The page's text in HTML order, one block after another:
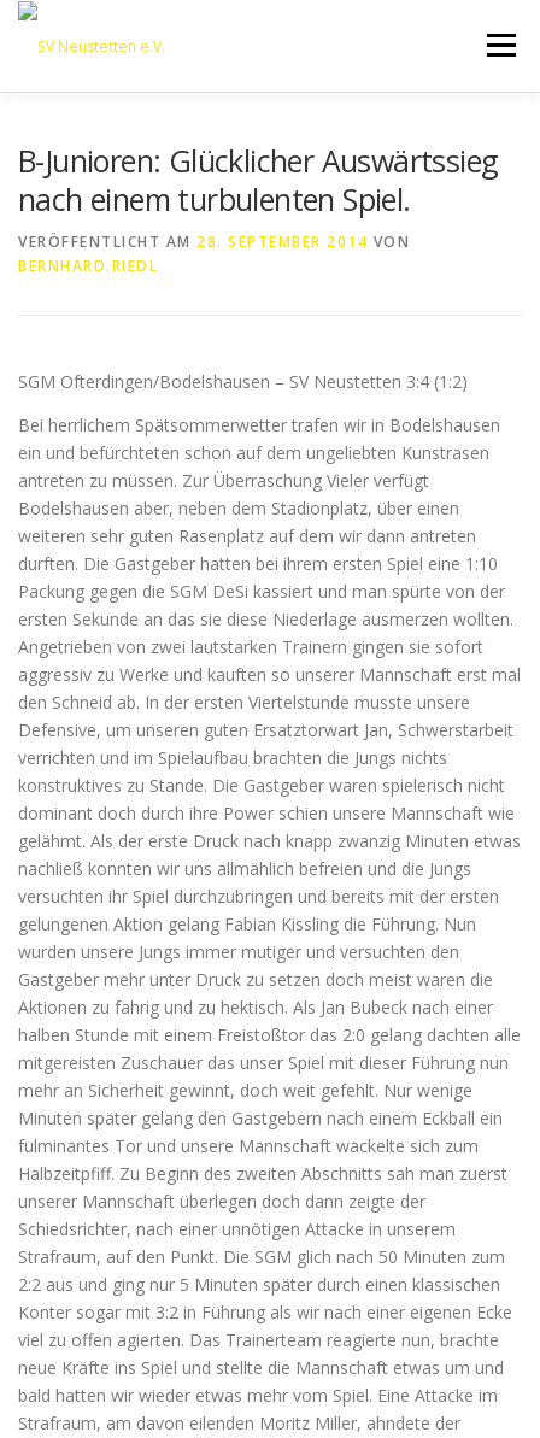
Zum
springen
Menü
B-Junioren: Glücklicher Auswärtssieg
nach einem turbulenten Spiel.
VERÖFFENTLICHT AM 28. SEPTEMBER 2014 VON
BERNHARD.RIEDL
SGM Ofterdingen/Bodelshausen – SV Neustetten 3:4 (1:2)
Bei herrlichem Spätsommerwetter trafen wir in Bodelshausen
ein und befürchteten schon auf dem ungeliebten Kunstrasen
antreten zu müssen. Zur Überraschung Vieler verfügt
Bodelshausen aber, neben dem Stadionplatz, über einen
weiteren sehr guten Rasenplatz auf dem wir dann antreten
durften. Die Gastgeber hatten bei ihrem ersten Spiel eine 1:10
Packung gegen die SGM DeSi kassiert und man spürte von der
ersten Sekunde an das sie diese Niederlage ausmerzen wollten.
Angetrieben von zwei lautstarken Trainern gingen sie sofort
aggressiv zu Werke und kauften so unserer Mannschaft erst mal
den Schneid ab. In der ersten Viertelstunde musste unsere
Defensive, um unseren guten Ersatztorwart Jan, Schwerstarbeit
verrichten und im Spielaufbau brachten die Jungs nichts
konstruktives zu Stande. Die Gastgeber waren spielerisch nicht
dominant doch durch ihre Power schien unsere Mannschaft wie
gelähmt. Als der erste Druck nach knapp zwanzig Minuten etwas
nachließ konnten wir uns allmählich befreien und die Jungs
versuchten ihr Spiel durchzubringen und bereits mit der ersten
gelungenen Aktion gelang Fabian Kissling die Führung. Nun
wurden unsere Jungs immer mutiger und versuchten den
Gastgeber mehr unter Druck zu setzen doch meist waren die
Aktionen zu fahrig und zu hektisch. Als Jan Bubeck nach einer
halben Stunde mit einem Freistoßtor das 2:0 gelang dachten alle
mitgereisten Zuschauer das unser Spiel mit dieser Führung nun
mehr an Sicherheit gewinnt, doch weit gefehlt. Nur wenige
Minuten später gelang den Gastgebern nach einem Eckball ein
fulminantes Tor und unsere Mannschaft wackelte sich zum
Halbzeitpfiff. Zu Beginn des zweiten Abschnitts sah man zuerst
unserer Mannschaft überlegen doch dann zeigte der
Schiedsrichter, nach einer unnötigen Attacke in unserem
Strafraum, auf den Punkt. Die SGM glich nach 50 Minuten zum
2:2 aus und ging nur 5 Minuten später durch einen klassischen
Konter sogar mit 3:2 in Führung als wir nach einer eigenen Ecke
viel zu offen agierten. Das Trainerteam reagierte nun, brachte
neue Kräfte ins Spiel und stellte die Mannschaft etwas um und
bald hatten wir wieder etwas mehr vom Spiel. Eine Attacke im
Strafraum, am davon eilenden Moritz Miller, ahndete der